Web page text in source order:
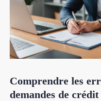
Comprendre les
demandes de